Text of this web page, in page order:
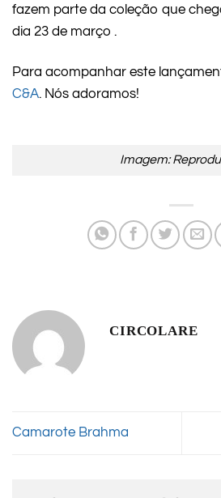
fazem parte da coleção que
dia 23 de março .
Para acompanhar este
C&A. Nós adoramos!
Imagem:
CIRCOLARE
Camarote Brahma